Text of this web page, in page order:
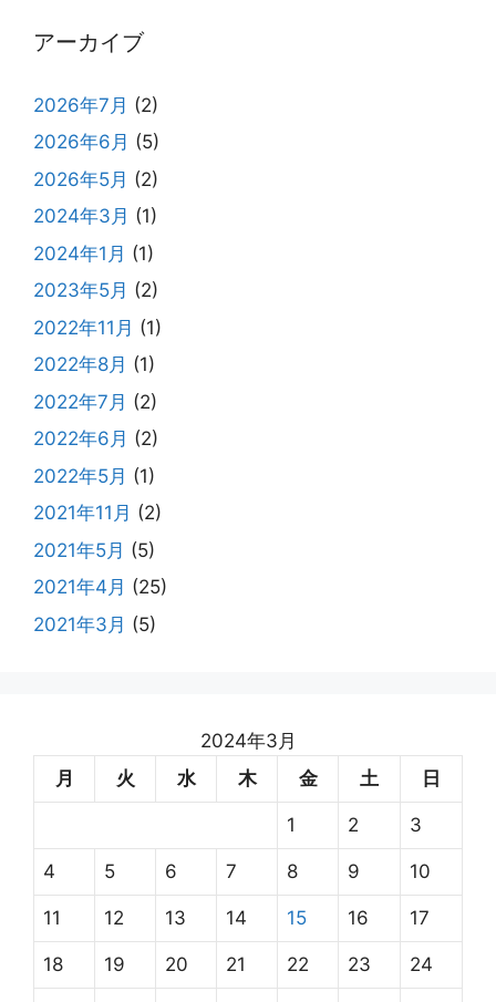
アーカイブ
2026年7月 (2)
2026年6月 (5)
2026年5月 (2)
2024年3月 (1)
2024年1月 (1)
2023年5月 (2)
2022年11月 (1)
2022年8月 (1)
2022年7月 (2)
2022年6月 (2)
2022年5月 (1)
2021年11月 (2)
2021年5月 (5)
2021年4月 (25)
2021年3月 (5)
2024年3月
月
火 水 木 金 土 日
1 2 3
4 5 6 7 8 9 10
11 12 13 14 15 16 17
18 19 20 21 22 23 24